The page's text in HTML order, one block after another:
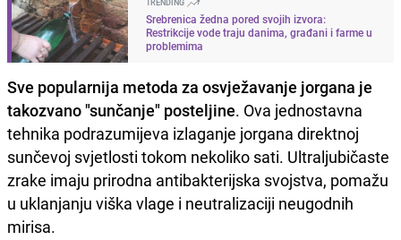
Srebrenica žedna pored svojih izvora:
Restrikcije vode traju danima, građani i farme u
problemima
Sve popularnija metoda za osvježavanje jorgana je
takozvano "sunčanje" posteljine. Ova jednostavna
tehnika podrazumijeva izlaganje jorgana direktnoj
sunčevoj svjetlosti tokom nekoliko sati. Ultraljubičaste
zrake imaju prirodna antibakterijska svojstva, pomažu
u uklanjanju viška vlage i neutralizaciji neugodnih
mirisa.